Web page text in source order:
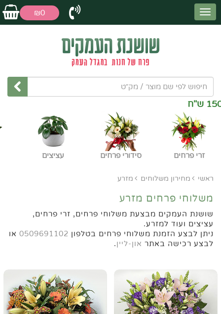
₪0
זרי פרחים סידורי פרחים עציצים
ראשי מחירון משלוחים מזרע
משלוחי פרחים מזרע
שושנת העמקים מבצעת משלוחי פרחים, זרי פרחים,
עציצים ועוד למזרע.
ניתן לבצע הזמנת משלוחי פרחים בטלפון 0509691102 או
לבצע רכישה באתר און-ליין.